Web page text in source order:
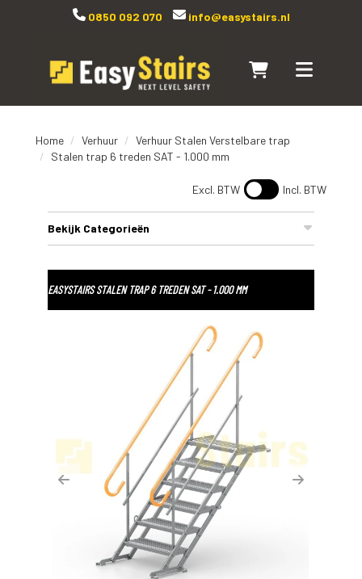
0850 092 070 info@easystairs.nl
Naar winkelwagen
Toggle
Home Verhuur
Verhuur Stalen Verstelbare trap
Stalen trap 6 treden SAT - 1.000 mm
Excl. BTW Incl. BTW
Bekijk Categorieën
EASYSTAIRS STALEN TRAP 6 TREDEN SAT - 1.000 MM
Previous Next